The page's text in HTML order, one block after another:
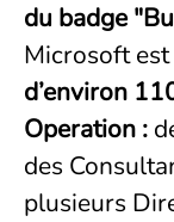
du badge
Microsoft
d’environ
Operation :
des
plusieurs